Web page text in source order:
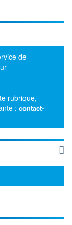
de
rubrique,
: contact-